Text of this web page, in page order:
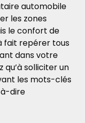
automobile
les zones
le confort de
fait repérer tous
dans votre
qu’à solliciter un
les mots-clés
dire